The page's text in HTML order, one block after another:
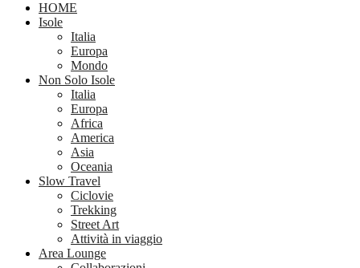
HOME
Isole
Italia
Europa
Mondo
Non Solo Isole
Italia
Europa
Africa
America
Asia
Oceania
Slow Travel
Ciclovie
Trekking
Street Art
Attività in viaggio
Area Lounge